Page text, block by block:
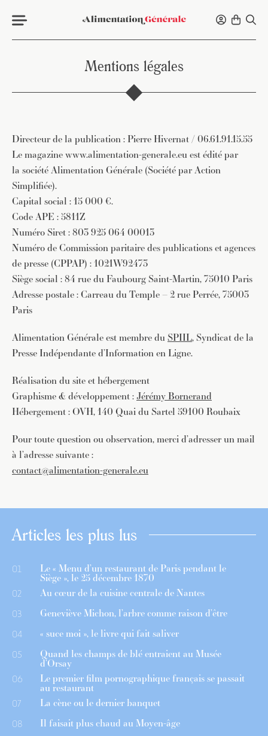
Mentions légales
Directeur de la publication : Pierre Hivernat / 06.61.91.15.55
Le magazine www.alimentation-generale.eu est édité par
la société Alimentation Générale (Société par Action
Simplifiée).
Capital social : 15 000 €.
Code APE : 5811Z
Numéro Siret : 803 925 064 00013
Numéro de Commission paritaire des publications et agences
de presse (CPPAP) : 1021W92473
Siège social : 84 rue du Faubourg Saint-Martin, 75010 Paris
Adresse postale : Carreau du Temple – 2 rue Perrée, 75003
Paris
Alimentation Générale est membre duSPIIL, Syndicat de la
Presse Indépendante d’Information en Ligne.
Réalisation du site et hébergement
Graphisme & développement :Jérémy Bornerand
Hébergement : OVH, 140 Quai du Sartel 59100 Roubaix
Pour toute question ou observation, merci d’adresser un mail
à l’adresse suivante :
contact@alimentation-generale.eu
Articles les plus lus
01 Le « Menu d’un restaurant de Paris pendant le
Siège », le 25 décembre 1870
02 Au cœur de la cuisine centrale de Nantes
03 Geneviève Michon, l’arbre comme raison d’être
04 « suce moi », le livre qui fait saliver
05 Quand les champs de blé entraient au Musée
d’Orsay
06 Le premier film pornographique français se passait
au restaurant
07 La cène ou le dernier banquet
08 Il faisait plus chaud au Moyen-âge